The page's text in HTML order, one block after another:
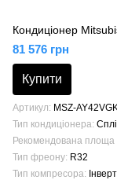
Кондиціонер
81 576 грн
Купити
Артикул
MSZ-
Тип кондиціонера
Рекомендована
Тип фреону R32
Тип компресора